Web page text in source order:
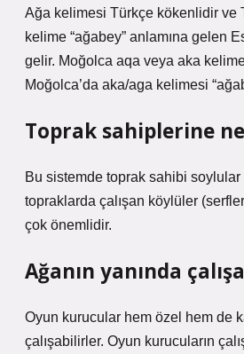
Ağa kelimesi Türkçe kökenlidir ve
kelime “ağabey” anlamına gelen
gelir. Moğolca aqa veya aka
Moğolca’da aka/aga kelimesi
Toprak sahiplerine
Bu sistemde toprak sahibi
topraklarda çalışan köylüler
çok önemlidir.
Ağanın yanında
Oyun kurucular hem özel hem de
çalışabilirler. Oyun kurucuların